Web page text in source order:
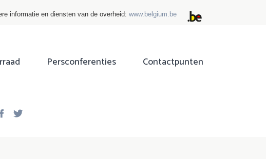
informatie en diensten van de overheid: www.belgium.be
Persconferenties Contactpunten
Facebook